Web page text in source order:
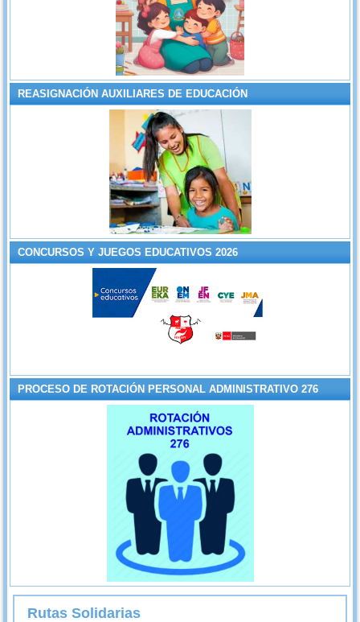
REASIGNACIÓN AUXILIARES DE EDUCACIÓN
CONCURSOS Y JUEGOS EDUCATIVOS 2026
PROCESO DE ROTACIÓN PERSONAL ADMINISTRATIVO 276
Rutas Solidarias